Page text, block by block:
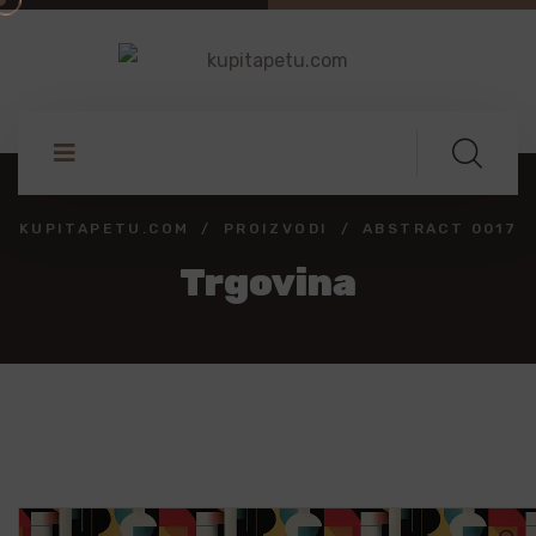
KUPITAPETU.COM PROIZVODI ABSTRACT 0017
Trgovina